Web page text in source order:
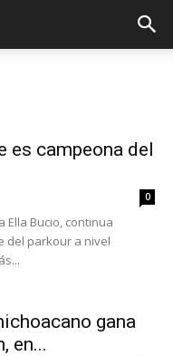
es campeona del
0
Ella Bucio, continua
del parkour a nivel
gana
en...